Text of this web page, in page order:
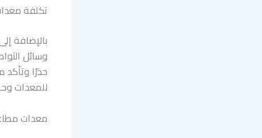
تكلفة
بالإضافة
وسائل
حذرًا
للمعدات
معدات